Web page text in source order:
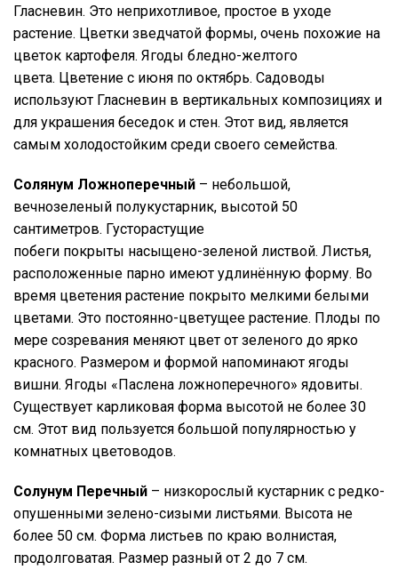
Гласневин. Это неприхотливое, простое в уходе
растение. Цветки зведчатой формы, очень похожие на
цветок картофеля. Ягоды бледно-желтого
цвета. Цветение с июня по октябрь. Садоводы
используют Гласневин в вертикальных композициях и
для украшения беседок и стен. Этот вид, является
самым холодостойким среди своего семейства.
Солянум Ложноперечный – небольшой,
вечнозеленый полукустарник, высотой 50
сантиметров. Густорастущие
побеги покрыты насыщено-зеленой листвой. Листья,
расположенные парно имеют удлинённую форму. Во
время цветения растение покрыто мелкими белыми
цветами. Это постоянно-цветущее растение. Плоды по
мере созревания меняют цвет от зеленого до ярко
красного. Размером и формой напоминают ягоды
вишни. Ягоды «Паслена ложноперечного» ядовиты.
Существует карликовая форма высотой не более 30
см. Этот вид пользуется большой популярностью у
комнатных цветоводов.
Солунум Перечный – низкорослый кустарник с редко-
опушенными зелено-сизыми листьями. Высота не
более 50 см. Форма листьев по краю волнистая,
продолговатая. Размер разный от 2 до 7 см.